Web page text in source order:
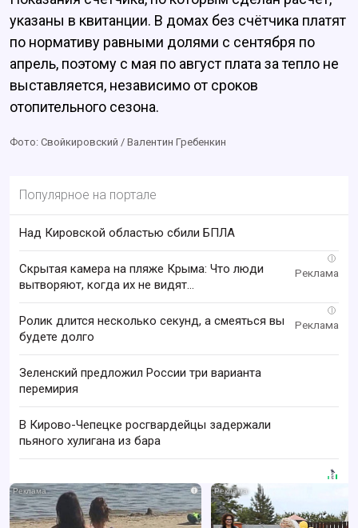
указаны в квитанции. В домах без счётчика платят
по нормативу равными долями с сентября по
апрель, поэтому с мая по август плата за тепло не
выставляется, независимо от сроков
отопительного сезона.
Фото: Свойкировский / Валентин Гребенкин
Популярное на портале
Над Кировской областью сбили БПЛА
i
Скрытая камера на пляже Крыма: Что люди
вытворяют, когда их не видят...
i
Ролик длится несколько секунд, а смеяться вы
будете долго
Зеленский предложил России три варианта
перемирия
В Кирово-Чепецке росгвардейцы задержали
пьяного хулигана из бара
i